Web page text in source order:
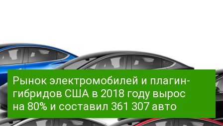
Рынок электромобилей и плагин-
гибридов США в 2018 году вырос
на 80% и составил 361 307 авто